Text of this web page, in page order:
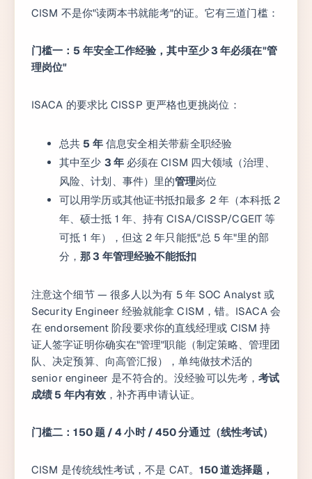
CISM 不是你"读两本书就能考"的证。它有三道门槛：
门槛一：5 年安全工作经验，其中至少 3 年必须在"管
理岗位"
ISACA 的要求比 CISSP 更严格也更挑岗位：
总共 5 年信息安全相关带薪全职经验
其中至少 3 年必须在 CISM 四大领域（治理、
风险、计划、事件）里的管理岗位
可以用学历或其他证书抵扣最多 2 年（本科抵 2
年、硕士抵 1 年、持有 CISA/CISSP/CGEIT 等
可抵 1 年），但这 2 年只能抵"总 5 年"里的部
分，那 3 年管理经验不能抵扣
注意这个细节 — 很多人以为有 5 年 SOC Analyst 或
Security Engineer 经验就能拿 CISM，错。ISACA 会
在 endorsement 阶段要求你的直线经理或 CISM 持
证人签字证明你确实在"管理"职能（制定策略、管理团
队、决定预算、向高管汇报），单纯做技术活的
senior engineer 是不符合的。没经验可以先考， 考试
成绩 5 年内有效，补齐再申请认证。
门槛二：150 题 / 4 小时 / 450 分通过（线性考试）
CISM 是传统线性考试，不是 CAT。150 道选择题，